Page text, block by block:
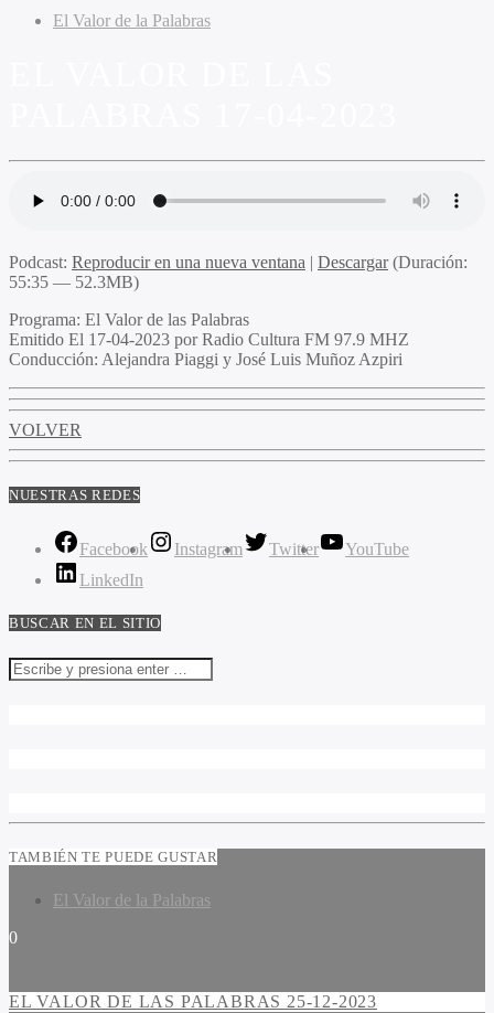
El Valor de la Palabras
Podcast: Reproducir en una nueva ventana | Descargar(Duración:
55:35 — 52.3MB)
Programa: El Valor de las Palabras
Emitido El 17-04-2023 por Radio Cultura FM 97.9 MHZ
Conducción: Alejandra Piaggi y José Luis Muñoz Azpiri
VOLVER
NUESTRAS REDES
Facebook Instagram Twitter
YouTube
LinkedIn
BUSCAR EN EL SITIO
TAMBIÉN TE PUEDE GUSTAR
El Valor de la Palabras
0
EL VALOR DE LAS PALABRAS 25-12-2023